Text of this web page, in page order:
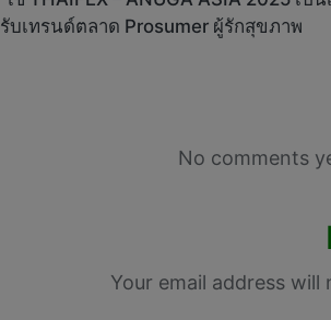
บเทรนด์ตลาด Prosumer ผู้รักสุขภาพ
No comments
Your email address will